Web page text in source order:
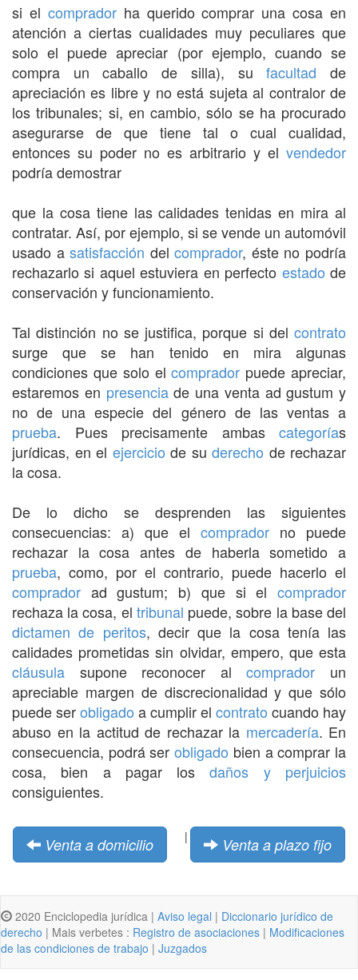
si el compradorha querido comprar una cosa en
atención a ciertas cualidades muy peculiares que
solo el puede apreciar (por ejemplo, cuando se
compra un caballo de silla), sufacultad de
apreciación es libre y no está sujeta al contralor de
los tribunales; si, en cambio, sólo se ha procurado
asegurarse de que tiene tal o cual cualidad,
entonces su poder no es arbitrario y el vendedor
podría demostrar
que la cosa tiene las calidades tenidas en mira al
contratar. Así, por ejemplo, si se vende un automóvil
usado asatisfacción delcomprador, éste no podría
rechazarlo si aquel estuviera en perfecto estado de
conservación y funcionamiento.
Tal distinción no se justifica, porque si del contrato
surge que se han tenido en mira algunas
condiciones que solo elcomprador puede apreciar,
estaremos en presenciade una venta ad gustum y
no de una especie del género de las ventas a
prueba. Pues precisamente ambas categorías
jurídicas, en el ejercicio de su derecho de rechazar
la cosa.
De lo dicho se desprenden las siguientes
consecuencias: a) que el comprador no puede
rechazar la cosa antes de haberla sometido a
prueba, como, por el contrario, puede hacerlo el
comprador ad gustum; b) que si el comprador
rechaza la cosa, el tribunal puede, sobre la base del
dictamen de peritos, decir que la cosa tenía las
calidades prometidas sin olvidar, empero, que esta
cláusula supone reconocer alcomprador un
apreciable margen de discrecionalidad y que sólo
puede serobligado a cumplir el contrato cuando hay
abuso en la actitud de rechazar la mercadería. En
consecuencia, podrá serobligado bien a comprar la
cosa, bien a pagar losdaños y perjuicios
consiguientes.
Venta a domicilio | Venta a plazo fijo
2020 Enciclopedia jurídica | Aviso legal | Diccionario jurídico de
derecho | Mais verbetes : Registro de asociaciones | Modificaciones
de las condiciones de trabajo | Juzgados